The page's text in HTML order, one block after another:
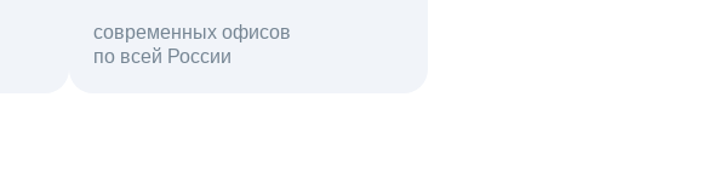
современных офисов
по всей Россиипользователей в день